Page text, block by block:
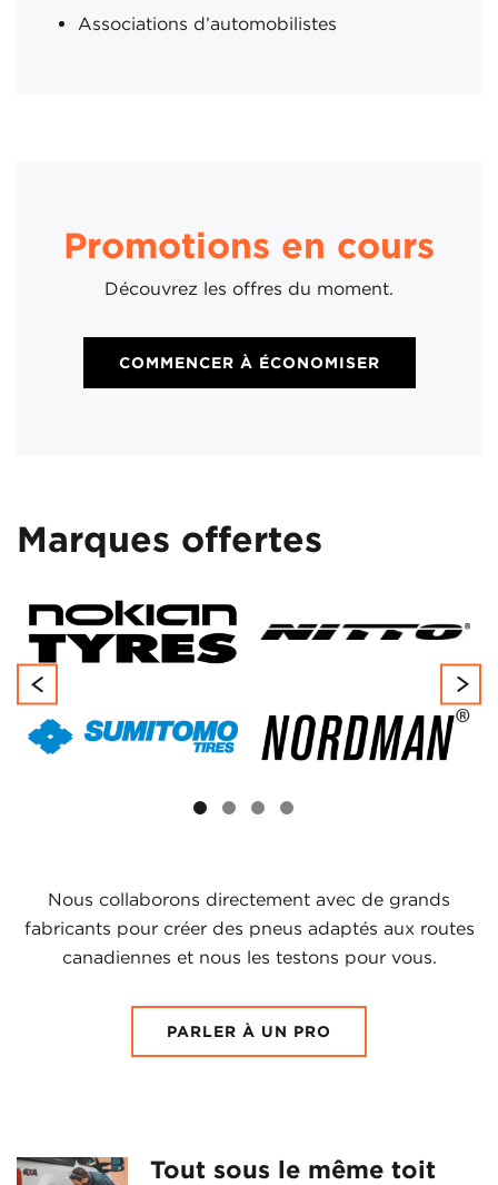
Associations d’automobilistes
Promotions en cours
Découvrez les offres du moment.
COMMENCER À ÉCONOMISER
Marques offertes
Nous collaborons directement avec de grands
fabricants pour créer des pneus adaptés aux routes
canadiennes et nous les testons pour vous.
PARLER À UN PRO
Tout sous le même toit